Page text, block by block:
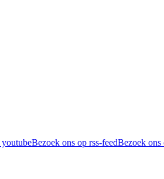
Bezoek ons op rss-feedBezoek ons